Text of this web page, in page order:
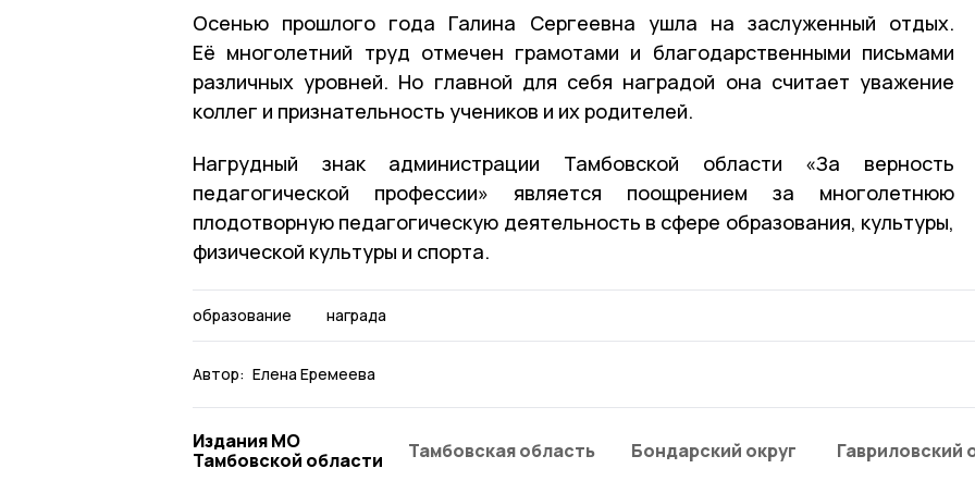
Осенью прошлого года Галина Сергеевна ушла на заслуженный отдых.
Её многолетний труд отмечен грамотами и благодарственными письмами
различных уровней. Но главной для себя наградой она считает уважение
коллег и признательность учеников и их родителей.
Нагрудный знак администрации Тамбовской области «За верность
педагогической профессии» является поощрением за многолетнюю
плодотворную педагогическую деятельность в сфере образования, культуры,
физической культуры и спорта.
образование награда
Автор: Елена Еремеева
Издания МО
Тамбовской области
Тамбовская область Бондарский округ Гавриловский